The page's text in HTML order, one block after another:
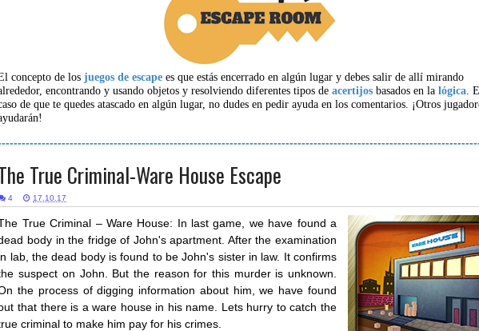
concepto de losjuegos de escape es que estás encerrado en algún lugar y debes salir de allí mirando
encontrando y usando objetos y resolviendo diferentes tipos deacertijos basados en lalógica.
de que te quedes atascado en algún lugar, no dudes en pedir ayuda en los comentarios. ¡Otros
True Criminal-Ware House Escape
4 17.10.17
True Criminal – Ware House: In last game, we have found a
body in the fridge of John's apartment. After the examination
lab, the dead body is found to be John's sister in law. It confirms
suspect on John. But the reason for this murder is unknown.
the process of digging information about him, we have found
that there is a ware house in his name. Lets hurry to catch the
criminal to make him pay for his crimes.